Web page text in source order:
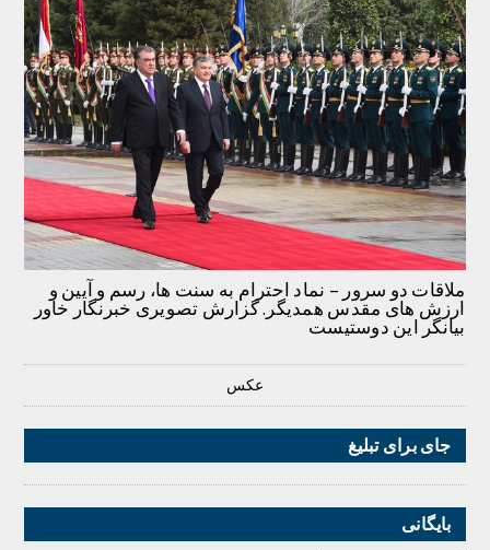
ملاقات دو سرور – نماد احترام به سنت ها، رسم و آیین و
ارزش های مقدس همدیگر. گزارش تصویری خبرنگار خاور
بیانگر این دوستیست
عکس
جای برای تبلیغ
بایگانی